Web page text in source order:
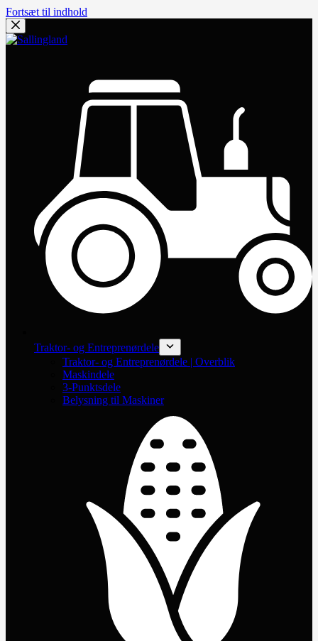
Fortsæt til indhold
Traktor- og Entreprenørdele
Traktor- og Entreprenørdele | Overblik
Maskindele
3-Punktsdele
Belysning til Maskiner